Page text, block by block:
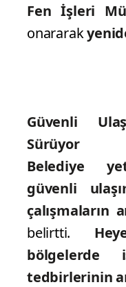
Fen İşleri
onararak
Güvenli
Sürüyor
Belediye
güvenli
çalışmaların
belirtti.
bölgelerde
tedbirlerinin